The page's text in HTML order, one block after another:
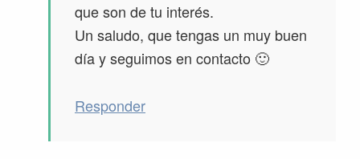
que son de tu interés.
Un saludo, que tengas un muy buen
día y seguimos en contacto 🙂
Responder